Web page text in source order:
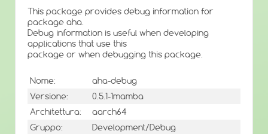
This package provides debug information for
package aha.
Debug information is useful when developing
applications that use this
package or when debugging this package.
Nome:
aha-debug
Versione:
0.5.1-1mamba
Architettura:
aarch64
Gruppo:
Development/Debug